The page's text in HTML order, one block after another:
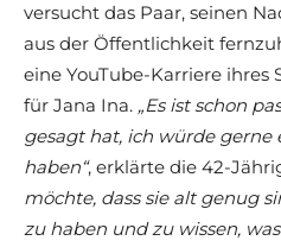
versucht das Paar, seinen
aus der Öffentlichkeit
eine YouTube-Karriere ihres
für Jana Ina. „Es ist schon
gesagt hat, ich würde gerne
haben“, erklärte die 42-
möchte, dass sie alt genug
zu haben und zu wissen,